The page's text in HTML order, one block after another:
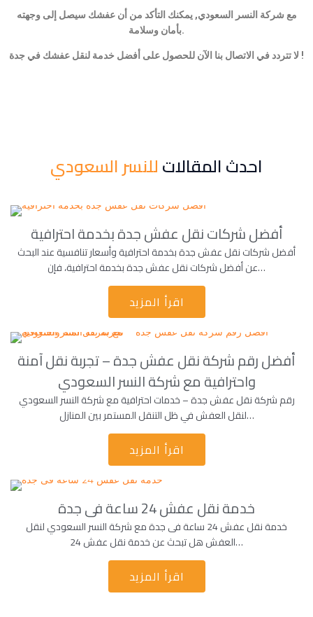
مع شركة النسر السعودي, يمكنك التأكد من أن عفشك سيصل إلى وجهته
بأمان وسلامة.
لا تتردد في الاتصال بنا الآن للحصول على أفضل خدمة لنقل عفشك في جدة !
احدث المقالاتللنسر السعودي
أفضل شركات نقل عفش جدة بخدمة احترافية
أفضل شركات نقل عفش جدة بخدمة احترافية وأسعار تنافسية عند البحث
عن أفضل شركات نقل عفش جدة بخدمة احترافية، فإن…
اقرأ المزيد
أفضل رقم شركة نقل عفش جدة – تجربة نقل آمنة
واحترافية مع شركة النسر السعودي
رقم شركة نقل عفش جدة – خدمات احترافية مع شركة النسر السعودي
لنقل العفش في ظل التنقل المستمر بين المنازل…
اقرأ المزيد
خدمة نقل عفش 24 ساعة فى جدة
خدمة نقل عفش 24 ساعة فى جدة مع شركة النسر السعودي لنقل
العفش هل تبحث عن خدمة نقل عفش 24…
اقرأ المزيد